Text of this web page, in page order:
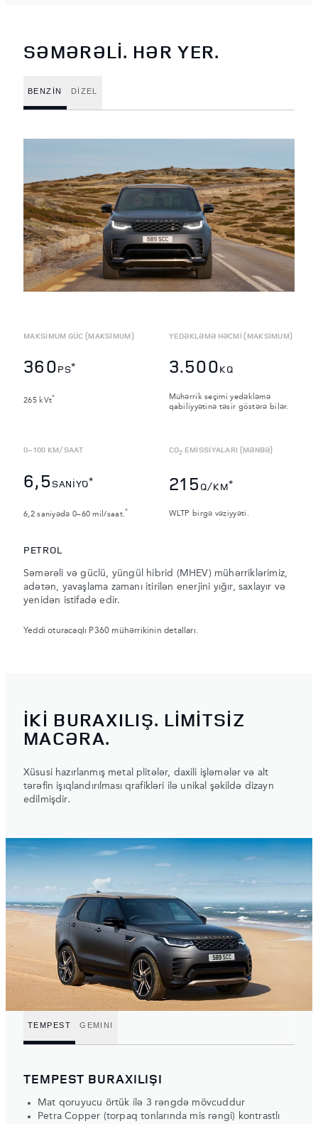
SƏMƏRƏLİ. HƏR YER.
BENZİN DİZEL
MAKSİMUM GÜC (MAKSİMUM)
360PS*
265 kVt*
YEDƏKLƏMƏ HƏCMİ (MAKSİMUM)
3.500KQ
Mühərrik seçimi yedəkləmə
qabiliyyətinə təsir göstərə bilər.
0–100 KM/SAAT
6,5 SANİYƏ*
6,2 saniyədə 0–60 mil/saat.*
CO2 EMİSSİYALARI (MƏNBƏ)
215 Q/KM*
WLTP birgə vəziyyəti.
PETROL
Səmərəli və güclü, yüngül hibrid (MHEV) mühərriklərimiz,
adətən, yavaşlama zamanı itirilən enerjini yığır, saxlayır və
yenidən istifadə edir.
Yeddi oturacaqlı P360 mühərrikinin detalları.
İKİ BURAXILIŞ. LİMİTSİZ
MACƏRA.
Xüsusi hazırlanmış metal plitələr, daxili işləmələr və alt
tərəfin işıqlandırılması qrafikləri ilə unikal şəkildə dizayn
edilmişdir.
TEMPEST GEMINI
TEMPEST BURAXILIŞI
Mat qoruyucu örtük ilə 3 rəngdə mövcuddur
Petra Copper (torpaq tonlarında mis rəngi) kontrastlı